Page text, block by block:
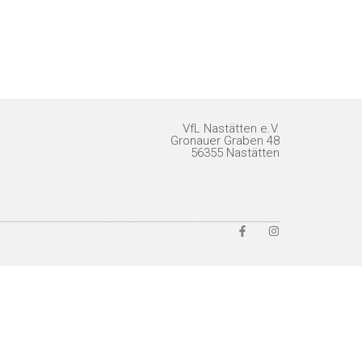
VfL Nastätten e.V.
Gronauer Graben 48
56355 Nastätten